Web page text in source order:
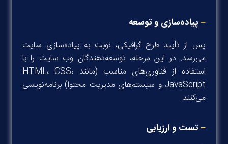
–پیاده‌سازی و توسعه
پس از تأیید طرح گرافیکی، نوبت به پیاده‌سازی سایت
می‌رسد. در این مرحله، توسعه‌دهندگان وب سایت را با
استفاده از فناوری‌های مناسب (مانند HTML، CSS،
JavaScript و سیستم‌های مدیریت محتوا) برنامه‌نویسی
می‌کنند.
–تست و ارزیابی